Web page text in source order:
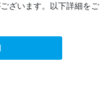
ざいます。以下詳細をご